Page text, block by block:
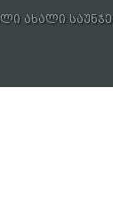
ახალი საუნჯე